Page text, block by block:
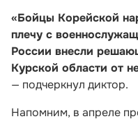
«Бойцы Корейской
плечу с
России внесли
Курской области от
— подчеркнул диктор.
Напомним, в апреле